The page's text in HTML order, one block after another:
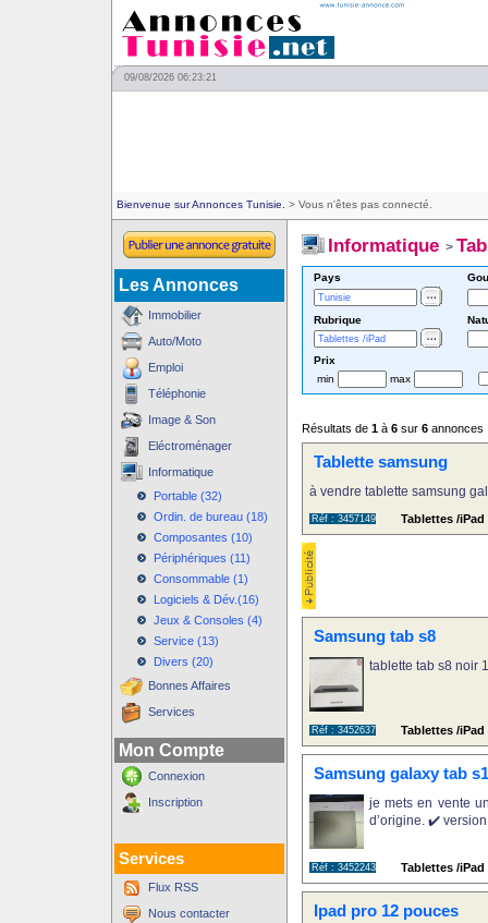
09/08/2026 06:23:21
Bienvenue sur Annonces Tunisie. > Vous n'êtes pas connecté.
Les Annonces
Immobilier
Auto/Moto
Emploi
Téléphonie
Image & Son
Eléctroménager
Informatique
Portable (32)
Ordin. de bureau (18)
Composantes (10)
Périphériques (11)
Consommable (1)
Logiciels & Dév.(16)
Jeux & Consoles (4)
Service (13)
Divers (20)
Bonnes Affaires
Services
Mon Compte
Connexion
Inscription
Services
Flux RSS
Nous contacter
Informatique>
Pays
Rubrique
Prix
min
max
Résultats de 1à 6sur 6annonces
Tablette samsung
à vendre tablette samsung
Réf : 3457149 Tablettes /
Samsung tab s8
tablette tab s8 noir
Réf : 3452637 Tablettes /
Samsung galaxy tab
je mets en vente
d’origine. ✔️
Réf : 3452243 Tablettes /
Ipad pro 12 pouces